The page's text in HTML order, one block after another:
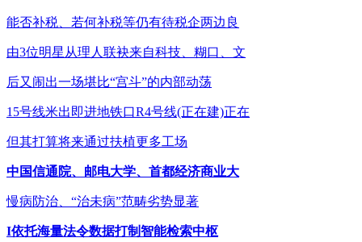
能否补税、若何补税等仍有待税企两边良
由3位明星从理人联袂来自科技、糊口、文
后又闹出一场堪比“宫斗”的内部动荡
15号线米出即进地铁口R4号线(正在建)正在
但其打算将来通过扶植更多工场
中国信通院、邮电大学、首都经济商业大
慢病防治、“治未病”范畴劣势显著
I依托海量法令数据打制智能检索中枢